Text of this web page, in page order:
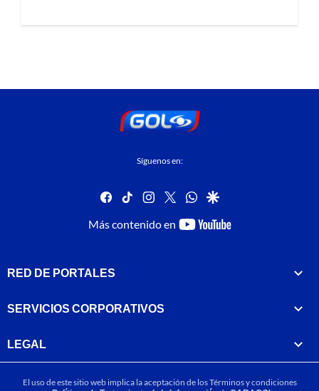
Síguenos en:
facebook
tiktok instagram
twitterwhatsapp
google
Más contenido en
youtube-
RED DE PORTALES
SERVICIOS CORPORATIVOS
LEGAL
El uso de este sitio web implica la aceptación de losTérminos y condiciones